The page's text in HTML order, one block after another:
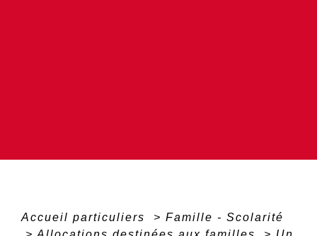
Accueil particuliers > Famille - Scolarité